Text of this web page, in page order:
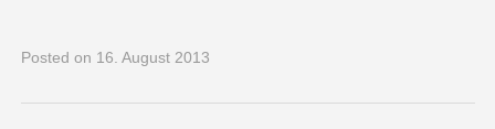
Posted on 16. August 2013